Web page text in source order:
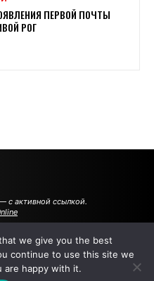
ПЕРВОЙ ПОЧТЫ
РОГ
с активной ссылкой.
РЕКЛАМА НА САЙТЕ
we give you the best
continue to use this site we
are happy with it.